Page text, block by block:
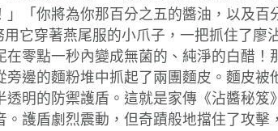
「你將為你那百分之五的醬油，以及
它穿著燕尾服的小爪子，一把抓住了
零點一秒內變成無菌的、純淨的白醋
邊的麵粉堆中抓起了兩團麵皮。麵皮被
明的防禦護盾。這就是家傳《沾醬秘
護盾劇烈震動，但奇蹟般地擋住了攻擊